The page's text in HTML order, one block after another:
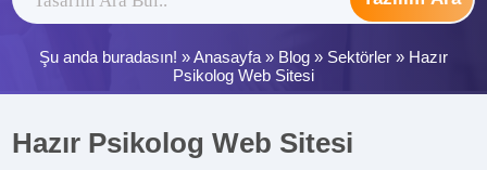
Şu anda buradasın! »Anasayfa » Blog » Sektörler » Hazır
Psikolog Web Sitesi
Hazır Psikolog Web Sitesi